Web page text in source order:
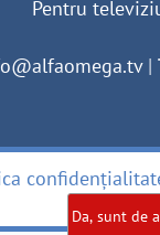
Pentru
|
Da, sunt de